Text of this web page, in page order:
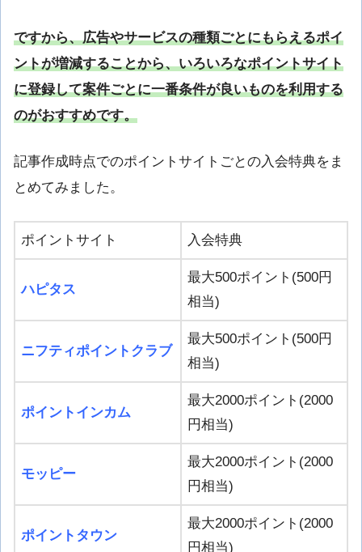
ですから、広告やサービスの種類ごとにもらえるポイ
ントが増減することから、いろいろなポイントサイト
に登録して案件ごとに一番条件が良いものを利用する
のがおすすめです。
記事作成時点でのポイントサイトごとの入会特典をま
とめてみました。
ポイントサイト 入会特典
ハピタス
最大500ポイント(500円
相当)
ニフティポイントクラブ
最大500ポイント(500円
相当)
ポイントインカム
最大2000ポイント(2000
円相当)
モッピー
最大2000ポイント(2000
円相当)
ポイントタウン
最大2000ポイント(2000
円相当)